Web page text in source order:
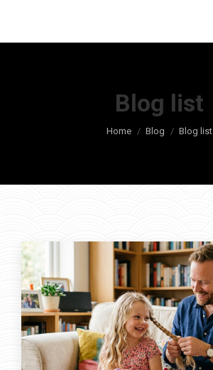
Blog list
Je bent hier:
Home Blog Blog list